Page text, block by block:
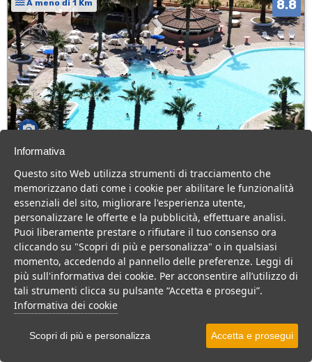
A meno di 1 Km 8.8
Calabria > Cassano allo Ionio > Marina di Sibari
80 Camere
Hotel 4 stelle in Calabria, con animazione e cucina tipica, per una
vacanza divertente per tutta la famiglia.
Villaggio Hotel
VEDI SU MAPPA
Informativa
Questo sito Web utilizza strumenti di tracciamento che
memorizzano dati come i cookie per abilitare le funzionalità
essenziali del sito, migliorare l'esperienza utente,
personalizzare le offerte e la pubblicità, effettuare analisi.
Puoi liberamente prestare o rifiutare il tuo consenso ora
cliccando su "Scopri di più e personalizza" o in qualsiasi
momento, accedendo al pannello delle preferenze. Leggi di
più sull'informativa dei cookie. Per acconsentire all’utilizzo di
tali strumenti clicca su pulsante “Accetta e prosegui”.
Informativa dei cookie
Scopri di più e personalizza Accetta e prosegui